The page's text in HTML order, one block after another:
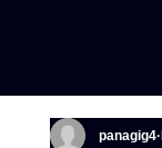
panagig4